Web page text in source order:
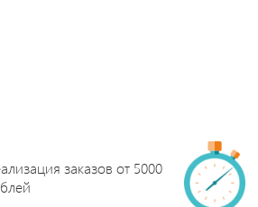
заказов от 5000